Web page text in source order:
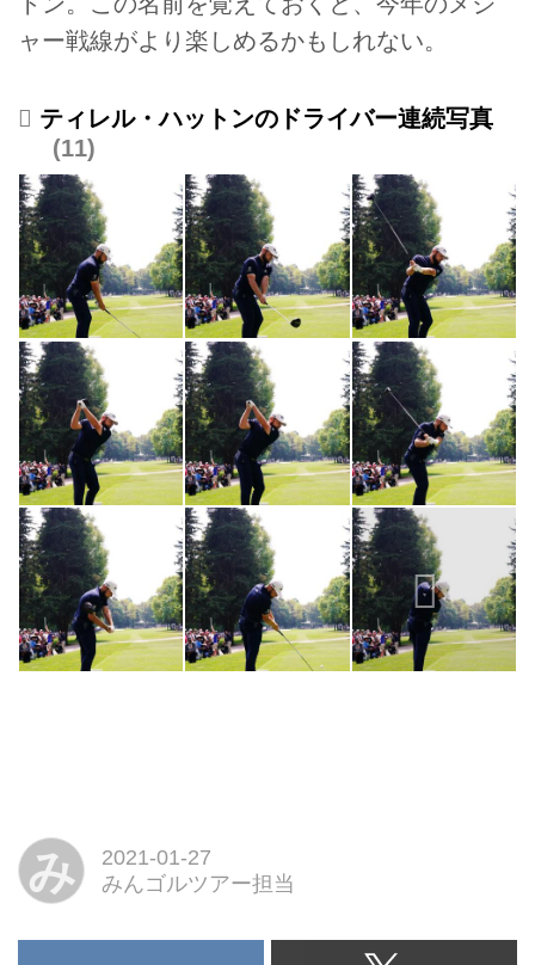
ャー戦線がより楽しめるかもしれない。
ティレル・ハットンのドライバー連続写真
11
み
2021-01-27
みんゴルツアー担当